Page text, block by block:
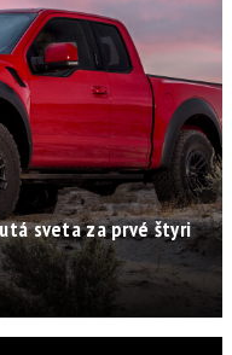
sveta za prvé štyri